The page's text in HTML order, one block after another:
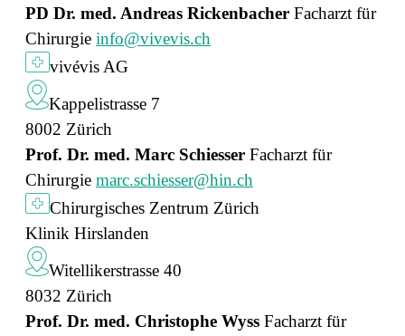
PD Dr. med. Andreas Rickenbacher Facharzt für
Chirurgie info@vivevis.ch
vivévis AG
Kappelistrasse 7
8002 Zürich
Prof. Dr. med. Marc Schiesser Facharzt für
Chirurgie marc.schiesser@hin.ch
Chirurgisches Zentrum Zürich
Klinik Hirslanden
Witellikerstrasse 40
8032 Zürich
Prof. Dr. med. Christophe Wyss Facharzt für